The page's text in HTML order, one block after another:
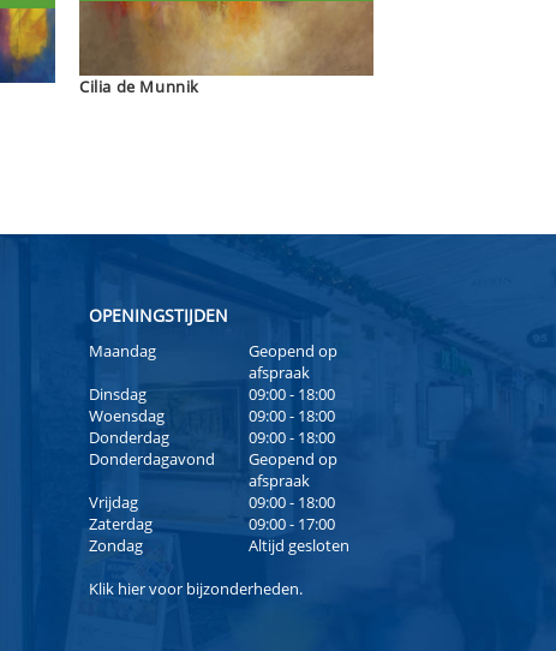
Cilia de Munnik
OPENINGSTIJDEN
Maandag
Geopend op
afspraak
Dinsdag
09:00 - 18:00
Woensdag
09:00 - 18:00
Donderdag
09:00 - 18:00
Donderdagavond
Geopend op
afspraak
Vrijdag
09:00 - 18:00
Zaterdag
09:00 - 17:00
Zondag
Altijd gesloten
Klik hiervoor bijzonderheden.